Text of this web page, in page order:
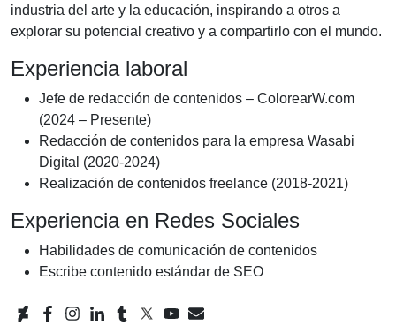
industria del arte y la educación, inspirando a otros a
explorar su potencial creativo y a compartirlo con el mundo.
Experiencia laboral
Jefe de redacción de contenidos – ColorearW.com
(2024 – Presente)
Redacción de contenidos para la empresa Wasabi
Digital (2020-2024)
Realización de contenidos freelance (2018-2021)
Experiencia en Redes Sociales
Habilidades de comunicación de contenidos
Escribe contenido estándar de SEO